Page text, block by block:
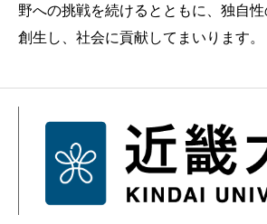
野への挑戦を続けるとともに、独自
創生し、社会に貢献してまいります。